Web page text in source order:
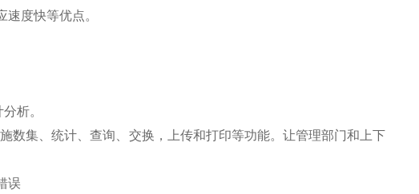
度快等优点。
析。
数集、统计、查询、交换，上传和打印等功能。让管理部门和上下
误